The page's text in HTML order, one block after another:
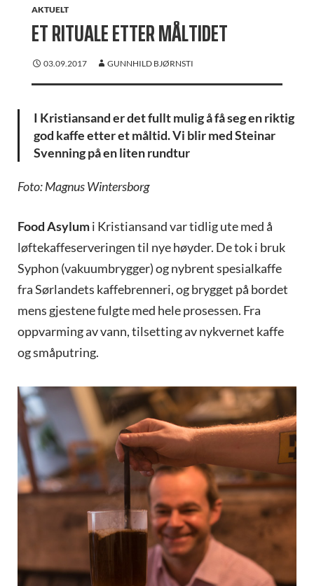
AKTUELT
ET RITUALE ETTER MÅLTIDET
03.09.2017 GUNNHILD BJØRNSTI
I Kristiansand er det fullt mulig å få seg en riktig
god kaffe etter et måltid. Vi blir med Steinar
Svenning på en liten rundtur
Foto: Magnus Wintersborg
Food Asylumi Kristiansand var tidlig ute med å
løftekaffeserveringen til nye høyder. De tok i bruk
Syphon (vakuumbrygger) og nybrent spesialkaffe
fra Sørlandets kaffebrenneri, og brygget på bordet
mens gjestene fulgte med hele prosessen. Fra
oppvarming av vann, tilsetting av nykvernet kaffe
og småputring.